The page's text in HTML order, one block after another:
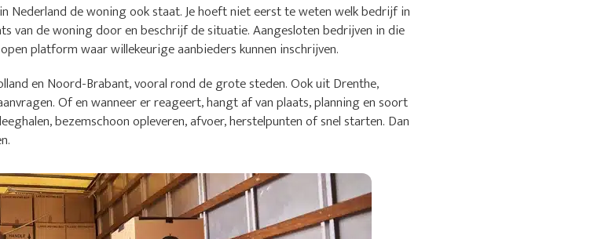
Nederland de woning ook staat. Je hoeft niet eerst te weten welk bedrijf in
van de woning door en beschrijf de situatie. Aangesloten bedrijven in die
platform waar willekeurige aanbieders kunnen inschrijven.
en Noord-Brabant, vooral rond de grote steden. Ook uit Drenthe,
Of en wanneer er reageert, hangt af van plaats, planning en soort
bezemschoon opleveren, afvoer, herstelpunten of snel starten. Dan